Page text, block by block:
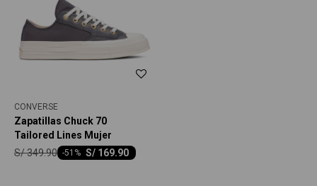
CONVERSE
Zapatillas Chuck 70
Tailored Lines Mujer
S/ 169.90
-51
S/349.90